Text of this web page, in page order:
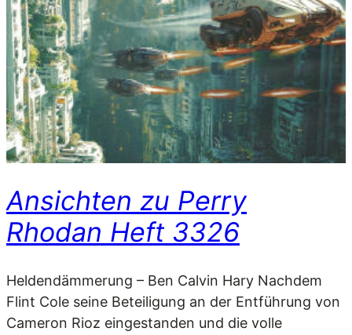
Ansichten zu Perry
Rhodan Heft 3326
Heldendämmerung – Ben Calvin Hary Nachdem
Flint Cole seine Beteiligung an der Entführung von
Cameron Rioz eingestanden und die volle